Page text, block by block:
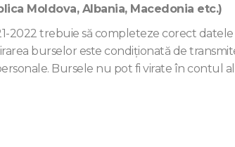
Moldova, Albania, Macedonia etc.)
2022 trebuie să completeze corect datele
burselor este condiţionată de
Bursele nu pot fi virate în contul